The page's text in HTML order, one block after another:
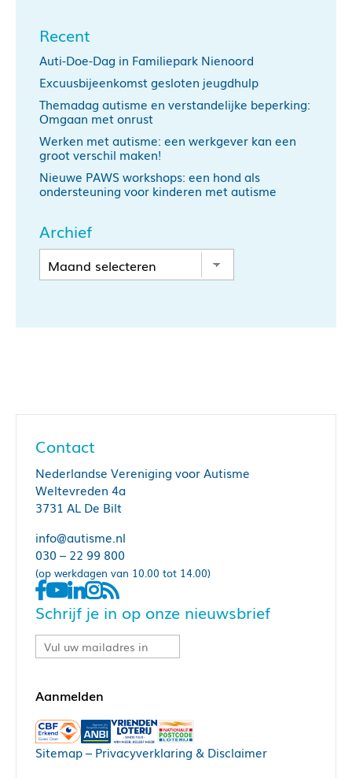
Recent
Auti-Doe-Dag in Familiepark Nienoord
Excuusbijeenkomst gesloten jeugdhulp
Themadag autisme en verstandelijke beperking:
Omgaan met onrust
Werken met autisme: een werkgever kan een
groot verschil maken!
Nieuwe PAWS workshops: een hond als
ondersteuning voor kinderen met autisme
Archief
Contact
Nederlandse Vereniging voor Autisme
Weltevreden 4a
3731 AL De Bilt
info@autisme.nl
030 – 22 99 800
(op werkdagen van 10.00 tot 14.00)
Schrijf je in op onze nieuwsbrief
Sitemap– Privacyverklaring & Disclaimer